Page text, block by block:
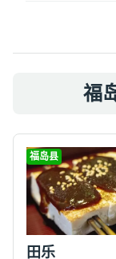
福
福岛县
田乐